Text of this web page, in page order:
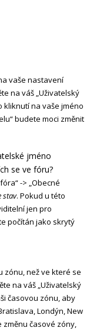
vaše nastavení
na váš „Uživatelský
kliknutí na vaše jméno
budete moci změnit
jméno
se ve fóru?
-> „Obecné
stav. Pokud u této
jen pro
počítán jako skrytý
zónu, než ve které se
na váš „Uživatelský
časovou zónu, aby
Londýn, New
změnu časové zóny,